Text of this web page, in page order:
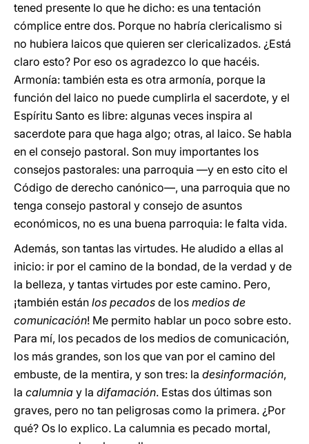
tened presente lo que he dicho: es una tentación
cómplice entre dos. Porque no habría clericalismo si
no hubiera laicos que quieren ser clericalizados. ¿Está
claro esto? Por eso os agradezco lo que hacéis.
Armonía: también esta es otra armonía, porque la
función del laico no puede cumplirla el sacerdote, y el
Espíritu Santo es libre: algunas veces inspira al
sacerdote para que haga algo; otras, al laico. Se habla
en el consejo pastoral. Son muy importantes los
consejos pastorales: una parroquia —y en esto cito el
Código de derecho canónico—, una parroquia que no
tenga consejo pastoral y consejo de asuntos
económicos, no es una buena parroquia: le falta vida.
Además, son tantas las virtudes. He aludido a ellas al
inicio: ir por el camino de la bondad, de la verdad y de
la belleza, y tantas virtudes por este camino. Pero,
¡también están los pecados de los medios de
comunicación! Me permito hablar un poco sobre esto.
Para mí, los pecados de los medios de comunicación,
los más grandes, son los que van por el camino del
embuste, de la mentira, y son tres: la desinformación,
la calumnia y la difamación. Estas dos últimas son
graves, pero no tan peligrosas como la primera. ¿Por
qué? Os lo explico. La calumnia es pecado mortal,